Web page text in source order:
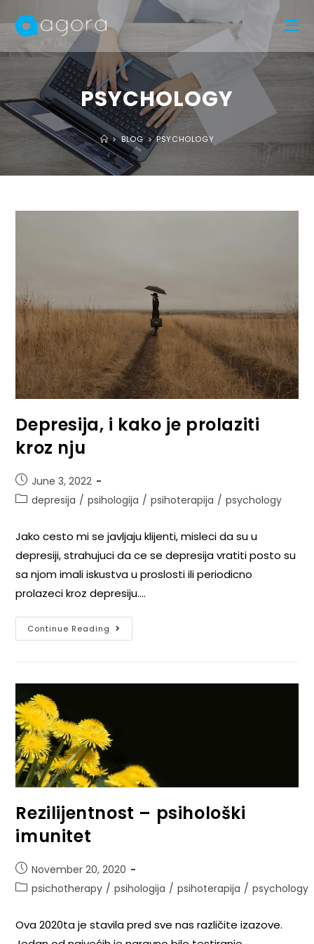
PSYCHOLOGY
> BLOG > PSYCHOLOGY
Depresija, i kako je prolaziti
kroz nju
June 3, 2022
depresija / psihologija / psihoterapija / psychology
Jako cesto mi se javljaju klijenti, misleci da su u
depresiji, strahujuci da ce se depresija vratiti posto su
sa njom imali iskustva u proslosti ili periodicno
prolazeci kroz depresiju.…
Continue Reading
Rezilijentnost – psihološki
imunitet
November 20, 2020
psichotherapy / psihologija / psihoterapija / psychology
Ova 2020ta je stavila pred sve nas različite izazove.